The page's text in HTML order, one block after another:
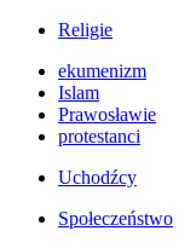
Religie
ekumenizm
Islam
Prawosławie
protestanci
Uchodźcy
Społeczeństwo